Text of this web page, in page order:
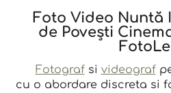
Foto Video Nuntă
de Povești
Fotografsi videograf
cu o abordare discreta si